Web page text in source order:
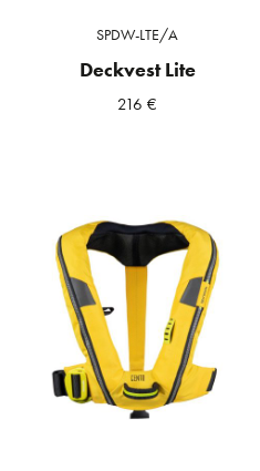
SPDW-LTE/A
Deckvest Lite
216€